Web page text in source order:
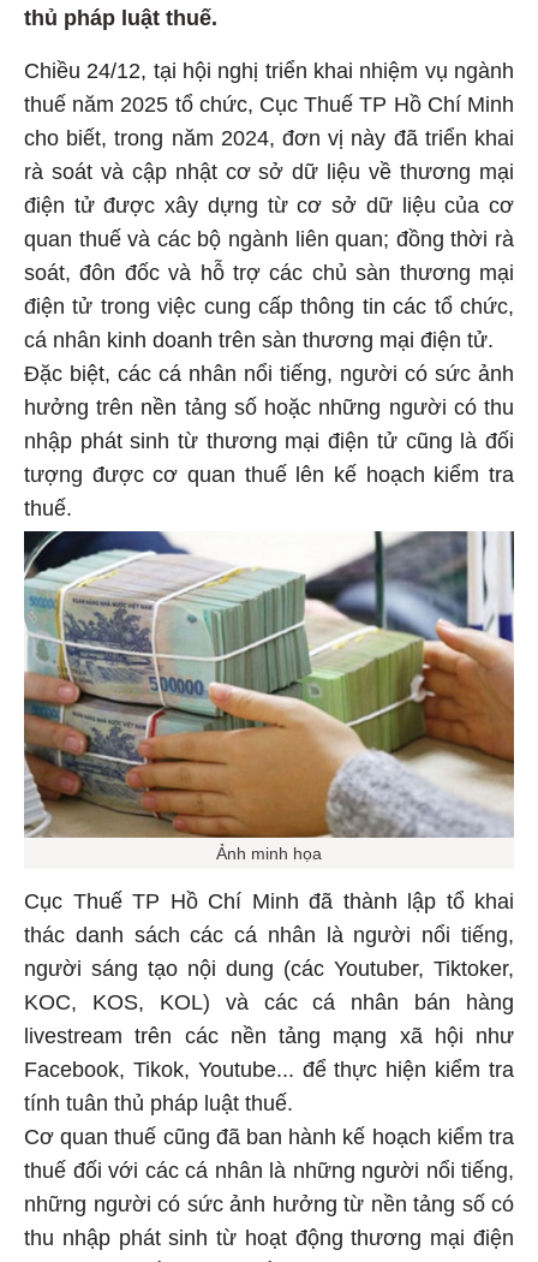
thủ pháp luật thuế.
Chiều 24/12, tại hội nghị triển khai nhiệm vụ ngành
thuế năm 2025 tổ chức, Cục Thuế TP Hồ Chí Minh
cho biết, trong năm 2024, đơn vị này đã triển khai
rà soát và cập nhật cơ sở dữ liệu về thương mại
điện tử được xây dựng từ cơ sở dữ liệu của cơ
quan thuế và các bộ ngành liên quan; đồng thời rà
soát, đôn đốc và hỗ trợ các chủ sàn thương mại
điện tử trong việc cung cấp thông tin các tổ chức,
cá nhân kinh doanh trên sàn thương mại điện tử.
Đặc biệt, các cá nhân nổi tiếng, người có sức ảnh
hưởng trên nền tảng số hoặc những người có thu
nhập phát sinh từ thương mại điện tử cũng là đối
tượng được cơ quan thuế lên kế hoạch kiểm tra
thuế.
Ảnh minh họa
Cục Thuế TP Hồ Chí Minh đã thành lập tổ khai
thác danh sách các cá nhân là người nổi tiếng,
người sáng tạo nội dung (các Youtuber, Tiktoker,
KOC, KOS, KOL) và các cá nhân bán hàng
livestream trên các nền tảng mạng xã hội như
Facebook, Tikok, Youtube... để thực hiện kiểm tra
tính tuân thủ pháp luật thuế.
Cơ quan thuế cũng đã ban hành kế hoạch kiểm tra
thuế đối với các cá nhân là những người nổi tiếng,
những người có sức ảnh hưởng từ nền tảng số có
thu nhập phát sinh từ hoạt động thương mại điện